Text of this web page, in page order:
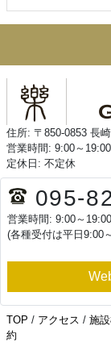
住所: 〒850-0853 長
営業時間: 9:00～
定休日: 不定休
095-
営業時間: 9:00～19:00
(各種受付は平日9:00
TOP / アクセス / 施
約